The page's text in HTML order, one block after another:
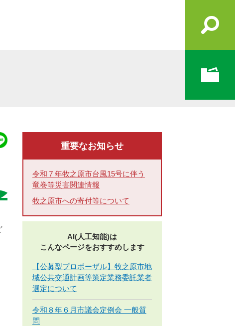
重要なお知らせ
令和７年牧之原市台風15号に伴う
竜巻等災害関連情報
牧之原市への寄付等について
AI(人工知能)は
こんなページをおすすめします
【公募型プロポーザル】牧之原市地
域公共交通計画等策定業務委託業者
選定について
令和８年６月市議会定例会 一般質
問